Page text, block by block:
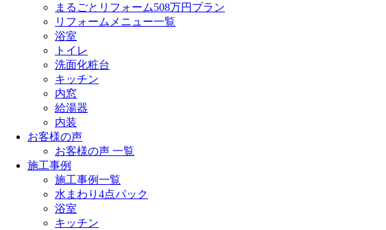
まるごとリフォーム508万円プラン
リフォームメニュー一覧
浴室
トイレ
洗面化粧台
キッチン
内窓
給湯器
内装
お客様の声
お客様の声 一覧
施工事例
施工事例一覧
水まわり4点パック
浴室
キッチン